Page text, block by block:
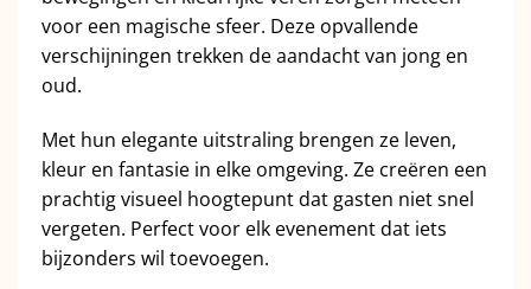
voor een magische sfeer. Deze opvallende
verschijningen trekken de aandacht van jong en
oud.
Met hun elegante uitstraling brengen ze leven,
kleur en fantasie in elke omgeving. Ze creëren een
prachtig visueel hoogtepunt dat gasten niet snel
vergeten. Perfect voor elk evenement dat iets
bijzonders wil toevoegen.